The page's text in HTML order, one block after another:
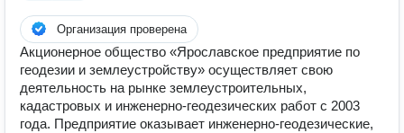
Организация проверена
Акционерное общество «Ярославское предприятие по
геодезии и землеустройству» осуществляет свою
деятельность на рынке землеустроительных,
кадастровых и инженерно-геодезических работ с 2003
года. Предприятие оказывает инженерно-геодезические,